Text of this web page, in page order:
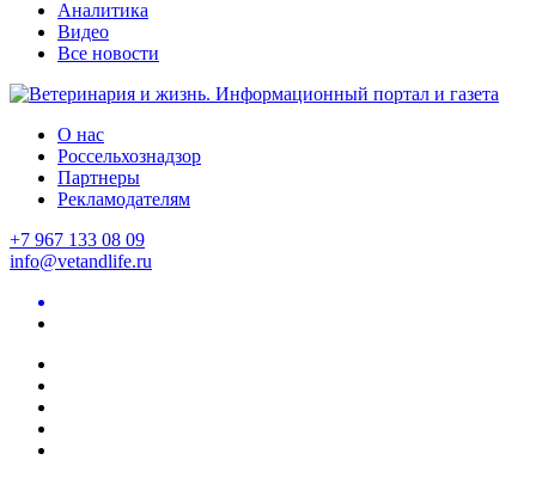
Аналитика
Видео
Все новости
О нас
Россельхознадзор
Партнеры
Рекламодателям
+7 967 133 08 09
info@vetandlife.ru